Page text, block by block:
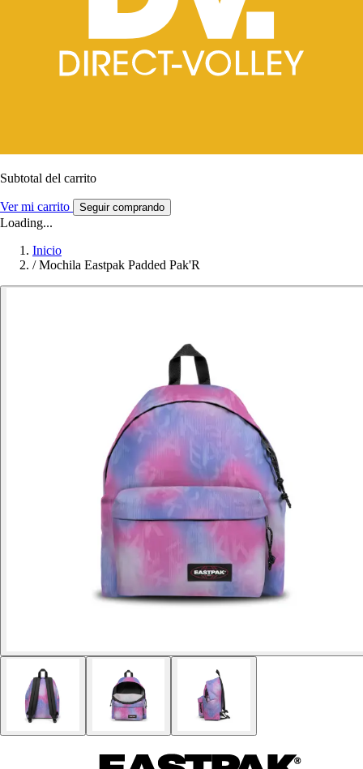
Subtotal del carrito
Ver mi carrito Seguir comprando
Loading...
Inicio
/ Mochila Eastpak Padded Pak'R